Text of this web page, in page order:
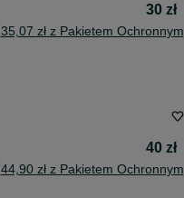
30 zł
35,07 zł z Pakietem Ochronnym
40 zł
44,90 zł z Pakietem Ochronnym